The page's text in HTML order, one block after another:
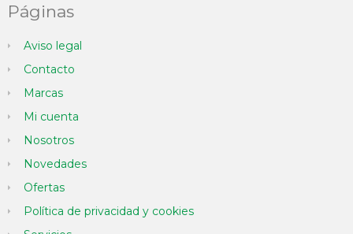
Páginas
Aviso legal
Contacto
Marcas
Mi cuenta
Nosotros
Novedades
Ofertas
Política de privacidad y cookies